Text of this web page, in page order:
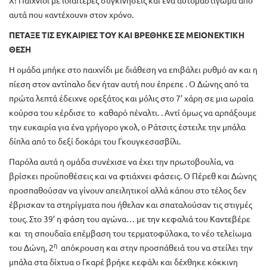
αυτά που «αντέχουν» στον χρόνο.
ΠΕΤΑΞΕ ΤΙΣ ΕΥΚΑΙΡΙΕΣ ΤΟΥ ΚΑΙ ΒΡΕΘΗΚΕ ΣΕ ΜΕΙΟΝΕΚΤΙΚΗ
ΘΕΣΗ
Η ομάδα μπήκε στο παιχνίδι με διάθεση να επιβάλει ρυθμό αν και η
πίεση στον αντίπαλο δεν ήταν αυτή που έπρεπε . Ο Δώνης από τα
πρώτα λεπτά έδειχνε ορεξάτος και μόλις στο 7’ χάρη σε μια ωραία
κούρσα του κέρδισε το καθαρό πέναλτι. . Αντί όμως να αρπάξουμε
την ευκαιρία για ένα γρήγορο γκολ, ο Ράτσιτς έστειλε την μπάλα
δίπλα από το δεξί δοκάρι του Γκουγκεσασβίλι.
Παρόλα αυτά η ομάδα συνέχισε να έχει την πρωτοβουλία, να
βρίσκει προϋποθέσεις και να φτιάχνει φάσεις. Ο Πέρεθ και Δώνης
προσπαθούσαν να γίνουν απειλητικοί αλλά κάπου στο τέλος δεν
έβρισκαν τα στηρίγματα που ήθελαν και σπαταλούσαν τις στιγμές
τους. Στο 39’ η φάση του αγώνα… με την κεφαλιά του Καντεβέρε
και τη σπουδαία επέμβαση του τερματοφύλακα, το νέο τελείωμα
του Δώνη, 2η απόκρουση και στην προσπάθειά του να στείλει την
μπάλα στα δίχτυα ο Γκαρέ βρήκε κεφάλι και δέχθηκε κόκκινη